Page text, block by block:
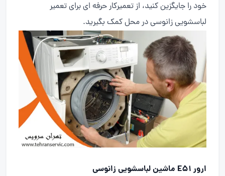
خود را جایگزین کنید، از تعمیرکار حرفه ای برای تعمیر
لباسشویی زانوسی در محل کمک بگیرید.
ارور E51 ماشین لباسشویی زانوسی